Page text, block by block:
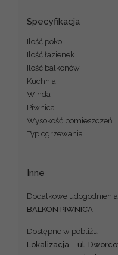
Specyfikacja
Ilość pokoi
Ilość łazienek
Ilość balkonów
Kuchnia
Winda
Piwnica
Wysokość pomieszczeń
Typ ogrzewania
Inne
Dodatkowe udogodnienia
BALKON PIWNICA
Dostępne w pobliżu
Lokalizacja – ul.